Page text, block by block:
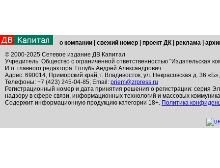
о компании свежий номер проект ДК реклама
© 2000-2025 Сетевое издание ДВ Капитал
Учредитель: Общество с ограниченной ответственностью "Издательская
И.о. главного редактора: Голубь Андрей Александрович
Адрес: 690014, Приморский край, г. Владивосток, ул. Некрасовская д. 36
Телефоны: +7 (423) 245-04-85; Email: priem@zrpress.ru
Регистрационный номер и дата принятия решения о регистрации: серия
надзору в сфере связи, информационных технологий и массовых
Содержит информационную продукцию категории 18+. Политика